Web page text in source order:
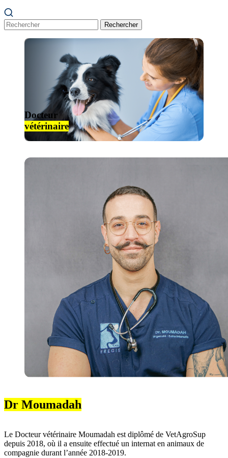
Rechercher
Docteur
vétérinaire
Dr Moumadah
Le Docteur vétérinaire Moumadah est diplômé de VetAgroSup
depuis 2018, où il a ensuite effectué un internat en animaux de
compagnie durant l’année 2018-2019.